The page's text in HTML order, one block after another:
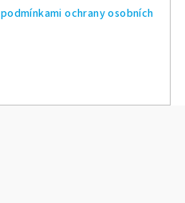
podmínkami ochrany osobních